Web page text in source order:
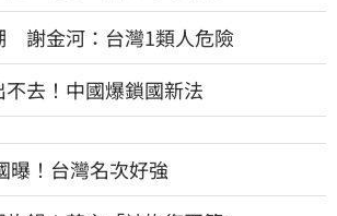
謝金河：台灣1類人危險
去！中國爆鎖國新法
曝！台灣名次好強